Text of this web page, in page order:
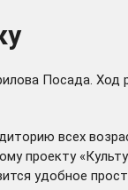
Посада.
всех
проекту
удобное